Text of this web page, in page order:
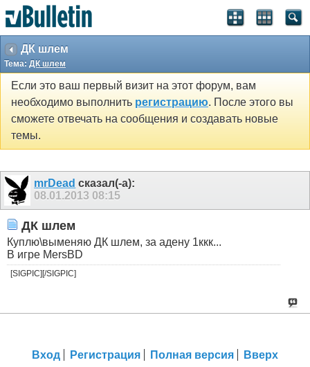
ДК шлем
Тема: ДК шлем
Если это ваш первый визит на этот форум, вам
необходимо выполнить регистрацию. После этого вы
сможете отвечать на сообщения и создавать новые
темы.
mrDead сказал(-а):
08.01.2013 08:15
ДК шлем
Куплю\выменяю ДК шлем, за адену 1ккк...
В игре MersBD
[SIGPIC][/SIGPIC]
Вход Регистрация Полная версия Вверх